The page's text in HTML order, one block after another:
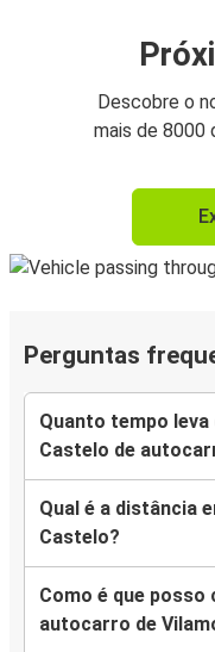
Descobre o
mais de 8000
Perguntas
Quanto tempo leva
Castelo de
Qual é a distância
Castelo?
Como é que
autocarro de